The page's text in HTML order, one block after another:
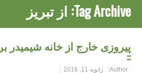
Tag Archive: از تبریز
پیروزی خارج از خانه شیمیدر
::
Author: ژانویه 11, 2016